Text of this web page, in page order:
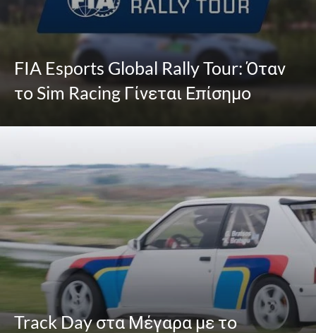
FIA Esports Global Rally Tour: Όταν
το Sim Racing Γίνεται Επίσημο
Track Day στα Μέγαρα με το